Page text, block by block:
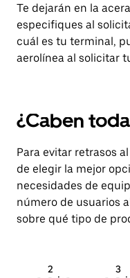
Te dejarán en la
especifiques al
cuál es tu terminal,
aerolínea al solicitar
¿Caben
Para evitar retrasos
de elegir la mejor
necesidades de
número de usuarios
sobre qué tipo de
2
3